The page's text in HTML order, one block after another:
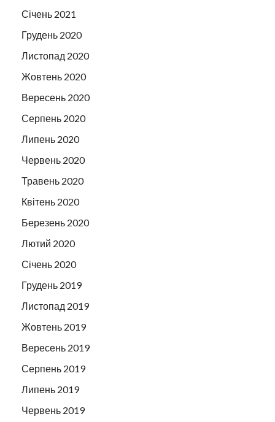
Січень 2021
Грудень 2020
Листопад 2020
Жовтень 2020
Вересень 2020
Серпень 2020
Липень 2020
Червень 2020
Травень 2020
Квітень 2020
Березень 2020
Лютий 2020
Січень 2020
Грудень 2019
Листопад 2019
Жовтень 2019
Вересень 2019
Серпень 2019
Липень 2019
Червень 2019